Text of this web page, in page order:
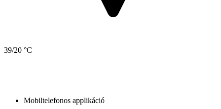
39/20 °C
Mobiltelefonos applikáció